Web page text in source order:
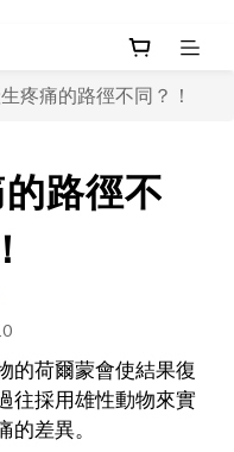
疼痛的路徑不同？！
路徑不
的荷爾蒙會使結果復
往採用雄性動物來實
差異。